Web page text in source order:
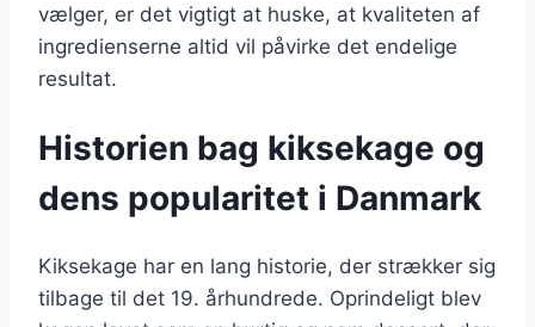
vælger, er det vigtigt at huske, at kvaliteten af
ingredienserne altid vil påvirke det endelige
resultat.
Historien bag kiksekage og
dens popularitet i Danmark
Kiksekage har en lang historie, der strækker sig
tilbage til det 19. århundrede. Oprindeligt blev